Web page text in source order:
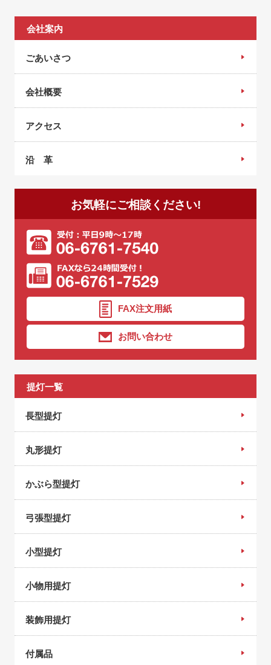
会社案内
ごあいさつ
会社概要
アクセス
沿 革
お気軽にご相談ください!
FAX注文用紙
お問い合わせ
提灯一覧
長型提灯
丸形提灯
かぶら型提灯
弓張型提灯
小型提灯
小物用提灯
装飾用提灯
付属品